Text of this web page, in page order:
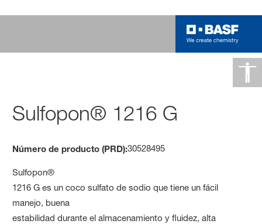
Sulfopon® 1216 G
Número de producto (PRD):30528495
Sulfopon®
1216 G es un coco sulfato de sodio que tiene un fácil
manejo, buena
estabilidad durante el almacenamiento y fluidez, alta